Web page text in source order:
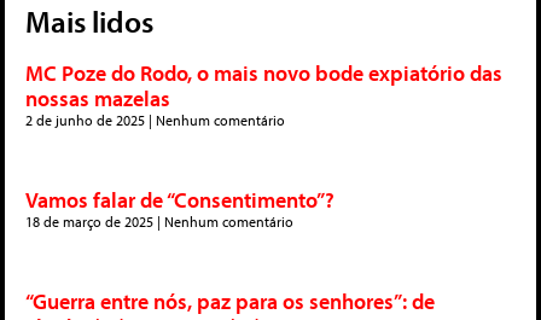
Mais lidos
MC Poze do Rodo, o mais novo bode expiatório das
nossas mazelas
2 de junho de 2025 Nenhum comentário
Vamos falar de “Consentimento”?
18 de março de 2025 Nenhum comentário
“Guerra entre nós, paz para os senhores”: de